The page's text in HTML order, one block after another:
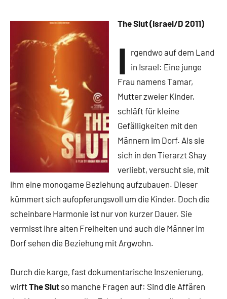
The Slut (Israel/D 2011)
I rgendwo auf dem Land
in Israel: Eine junge
Frau namens Tamar,
Mutter zweier Kinder,
schläft für kleine
Gefälligkeiten mit den
Männern im Dorf. Als sie
sich in den Tierarzt Shay
verliebt, versucht sie, mit
ihm eine monogame Beziehung aufzubauen. Dieser
kümmert sich aufopferungsvoll um die Kinder. Doch die
scheinbare Harmonie ist nur von kurzer Dauer. Sie
vermisst ihre alten Freiheiten und auch die Männer im
Dorf sehen die Beziehung mit Argwohn.
Durch die karge, fast dokumentarische Inszenierung,
wirftThe Slut so manche Fragen auf: Sind die Affären